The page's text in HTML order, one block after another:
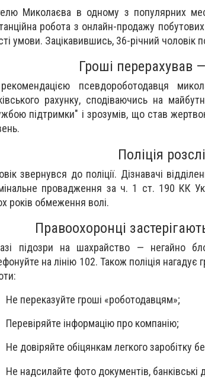
Миколаєва в одному з популярних
робота з онлайн-продажу
умови. Зацікавившись, 36-річний чоловік
Гроші перерахував
псевдороботодавця
рахунку, сподіваючись на
підтримки" і зрозумів, що став
Поліція
звернувся до поліції. Дізнавачі
провадження за ч. 1 ст. 190 КК
років обмеження волі.
Правоохоронці
підозри на шахрайство — негайно
на лінію 102. Також поліція
Не переказуйте гроші «роботодавцям»;
Перевіряйте інформацію про компанію;
Не довіряйте обіцянкам легкого заробітку
Не надсилайте фото документів, банківські